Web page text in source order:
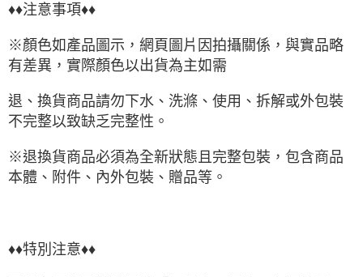
♦♦注意事項♦♦
※顏色如產品圖示，網頁圖片因拍攝關係，與實品略
有差異，實際顏色以出貨為主如需
退、換貨商品請勿下水、洗滌、使用、拆解或外包裝
不完整以致缺乏完整性。
※退換貨商品必須為全新狀態且完整包裝，包含商品
本體、附件、內外包裝、贈品等。
♦♦特別注意♦♦